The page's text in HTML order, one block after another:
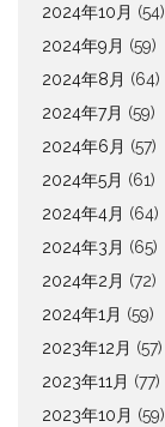
2024年10月 (54)
2024年9月 (59)
2024年8月 (64)
2024年7月 (59)
2024年6月 (57)
2024年5月 (61)
2024年4月 (64)
2024年3月 (65)
2024年2月 (72)
2024年1月 (59)
2023年12月 (57)
2023年11月 (77)
2023年10月 (59)